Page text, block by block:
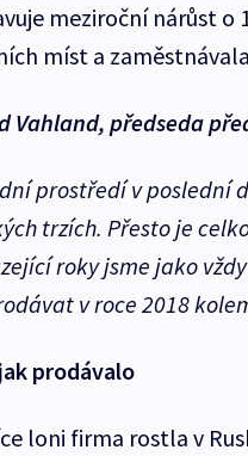
meziroční nárůst o
míst a
Vahland, předseda
prostředí v poslední
trzích. Přesto je
roky jsme jako
v roce 2018
prodávalo
loni firma rostla v